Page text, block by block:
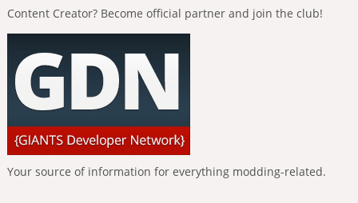
Content Creator? Become official partner and join the club!
Your source of information for everything modding-related.